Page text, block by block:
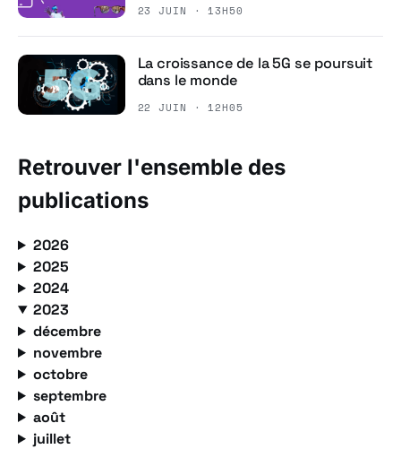
23 JUIN · 13H50
La croissance de la 5G se poursuit
dans le monde
22 JUIN · 12H05
Retrouver l'ensemble des
publications
2026
2025
2024
2023
décembre
novembre
octobre
septembre
août
juillet